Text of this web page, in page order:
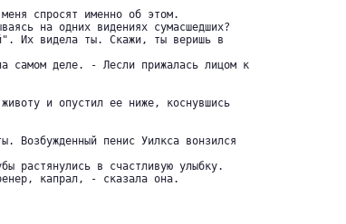
спросят именно об этом.
на одних видениях сумасшедших?
Их видела ты. Скажи, ты веришь в
самом деле. - Лесли прижалась лицом к
и опустил ее ниже, коснувшись
Возбужденный пенис Уилкса вонзился
растянулись в счастливую улыбку.
капрал, - сказала она.